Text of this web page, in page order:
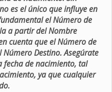
es el único que influye en
el Número de
a partir del Nombre
cuenta que el Número de
Destino. Asegúrate
fecha de nacimiento, tal
ya que cualquier